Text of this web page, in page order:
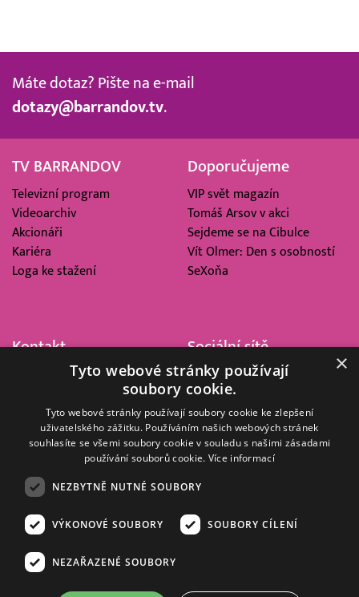
Máte dotaz? Pište na e-mail
dotazy@barrandov.tv.
TV BARRANDOV
Televizní program
Videoarchiv
Akcionáři
Kariéra
Loga ke stažení
Doporučujeme
VIP svět magazín
Tomáš Arsov v akci
Sejdeme se na Cibulce
Vít Olmer: Den s osobností
SeXoňa
Kontakt
Barrandov Televizní Studio,
Kříženeckého nám. 322
152 00 Praha 5
IČ 416 93 311
Sociální sítě
© 2008–2026 EMPRESA MEDIA, a.s. Všechna práva vyhrazena.
Zásady ochrany osobních a dalších zpracovávaných údajů
×
Tyto webové stránky používají
soubory cookie.
Tyto webové stránky používají soubory cookie ke zlepšení
uživatelského zážitku. Používáním našich webových stránek
souhlasíte se všemi soubory cookie v souladu s našimi zásadami
používání souborů cookie. Více informací
NEZBYTNĚ NUTNÉ SOUBORY
VÝKONOVÉ SOUBORY SOUBORY CÍLENÍ
NEZAŘAZENÉ SOUBORY